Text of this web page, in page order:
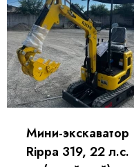
Мини-экскаватор
Rippa 319, 22 л.с.